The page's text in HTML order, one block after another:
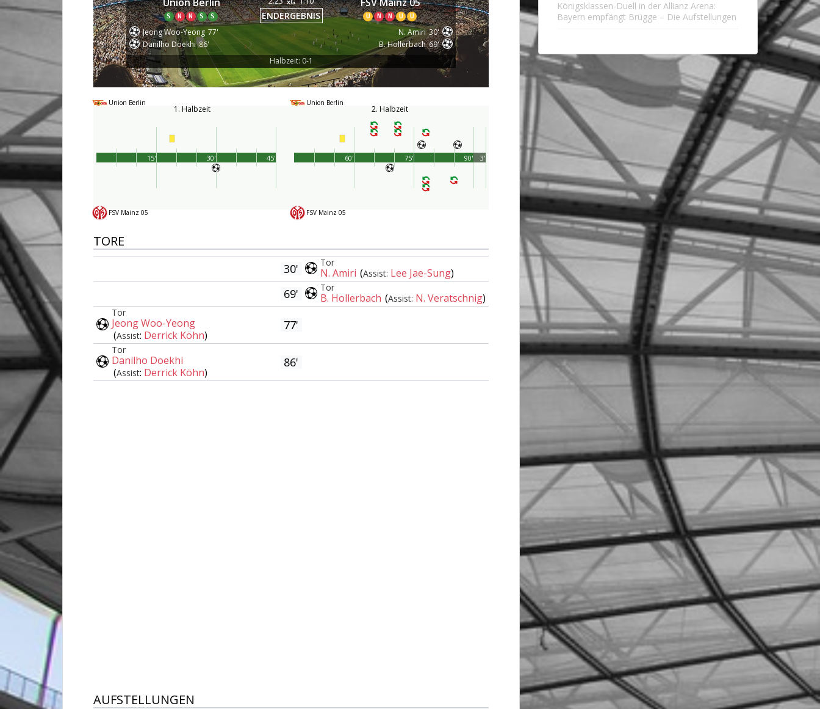
S N N S S ENDERGEBNIS U N N U U
Jeong Woo-Yeong 77'
Danilho Doekhi 86'
N. Amiri 30'
B. Hollerbach 69'
Halbzeit: 0-1
Union Berlin
1. Halbzeit
FSV Mainz 05
45'
15' 30'
Union Berlin
2. Halbzeit
FSV Mainz 05
90'
60' 75' 3'
TORE
30' Tor
N. Amiri (Assist: Lee Jae-Sung)
69' Tor
B. Hollerbach (Assist: N. Veratschnig)
Tor
Jeong Woo-Yeong
(Assist: Derrick Köhn)
77'
Tor
Danilho Doekhi
(Assist: Derrick Köhn)
86'
AUFSTELLUNGEN
Königsklassen-Duell in der Allianz Arena:
Bayern empfängt Brügge – Die Aufstellungen